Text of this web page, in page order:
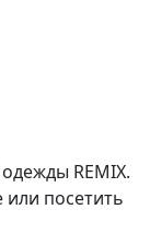
REMIX.
посетить